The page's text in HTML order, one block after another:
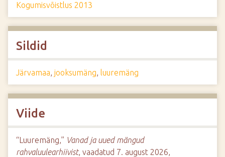
Kogumisvõistlus 2013
Sildid
Järvamaa, jooksumäng, luuremäng
Viide
“Luuremäng,” Vanad ja uued mängud
rahvaluulearhiivist, vaadatud 7. august 2026,